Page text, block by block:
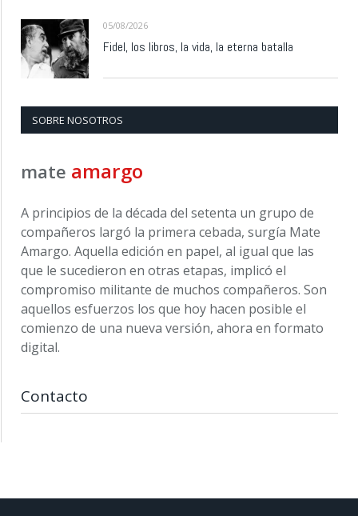
05/08/2026
Fidel, los libros, la vida, la eterna batalla
SOBRE NOSOTROS
mate amargo
A principios de la década del setenta un grupo de
compañeros largó la primera cebada, surgía Mate
Amargo. Aquella edición en papel, al igual que las
que le sucedieron en otras etapas, implicó el
compromiso militante de muchos compañeros. Son
aquellos esfuerzos los que hoy hacen posible el
comienzo de una nueva versión, ahora en formato
digital.
Contacto